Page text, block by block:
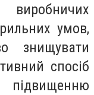
умов,
знищувати
спосіб